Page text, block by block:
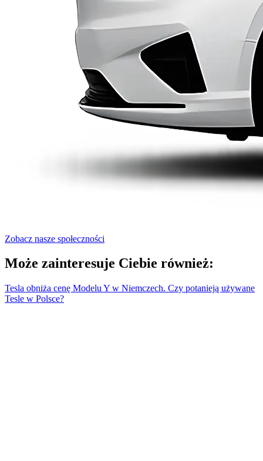
Zobacz nasze społeczności
Może zainteresuje Ciebie również:
Tesla obniża cenę Modelu Y w Niemczech. Czy potanieją używane
Tesle w Polsce?